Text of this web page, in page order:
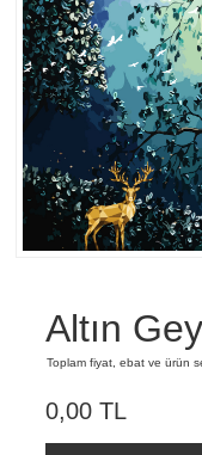
Altın
Toplam fiyat, ebat ve ürün
0,00 TL